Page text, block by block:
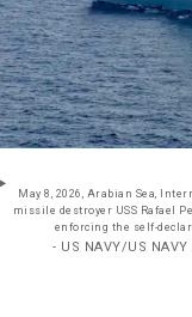
May 8, 2026, Arabian Sea,
missile destroyer USS Rafael
enforcing the self-
- US NAVY/US